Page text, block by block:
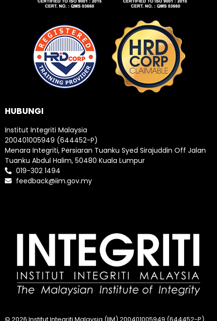
HUBUNGI
Institut Integriti Malaysia
200401005949 (644452-P)
Menara Integriti, Persiaran Tuanku Syed Sirajuddin Off Jalan
Tuanku Abdul Halim, 50480 Kuala Lumpur
019-302 1494
feedback@iim.gov.my